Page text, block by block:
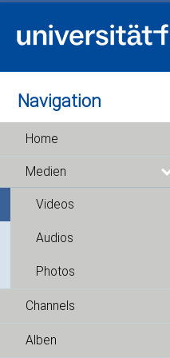
Navigation
Home
Medien
Videos
Audios
Photos
Channels
Alben